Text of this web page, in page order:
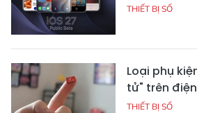
THIẾT BỊ SỐ
Loại phụ
tử" trên
THIẾT BỊ SỐ